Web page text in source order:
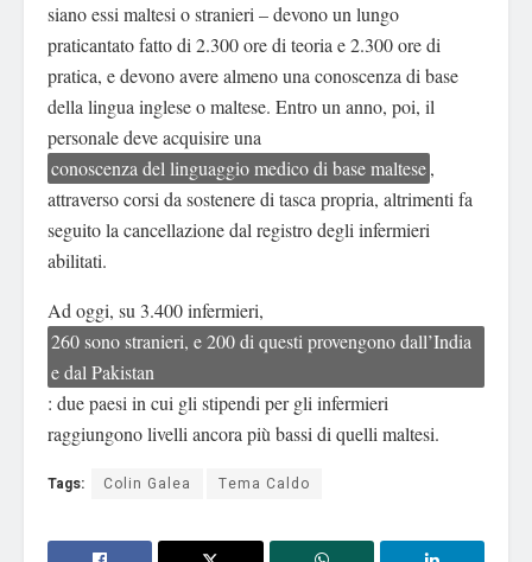
siano essi maltesi o stranieri – devono un lungo
praticantato fatto di 2.300 ore di teoria e 2.300 ore di
pratica, e devono avere almeno una conoscenza di base
della lingua inglese o maltese. Entro un anno, poi, il
personale deve acquisire una
conoscenza del linguaggio medico di base maltese,
attraverso corsi da sostenere di tasca propria, altrimenti fa
seguito la cancellazione dal registro degli infermieri
abilitati.
Ad oggi, su 3.400 infermieri,
260 sono stranieri, e 200 di questi provengono dall’India
e dal Pakistan
: due paesi in cui gli stipendi per gli infermieri
raggiungono livelli ancora più bassi di quelli maltesi.
Tags: Colin Galea Tema Caldo